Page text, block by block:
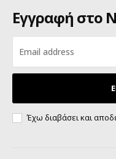
Εγγραφή στο
Έχω διαβάσει και